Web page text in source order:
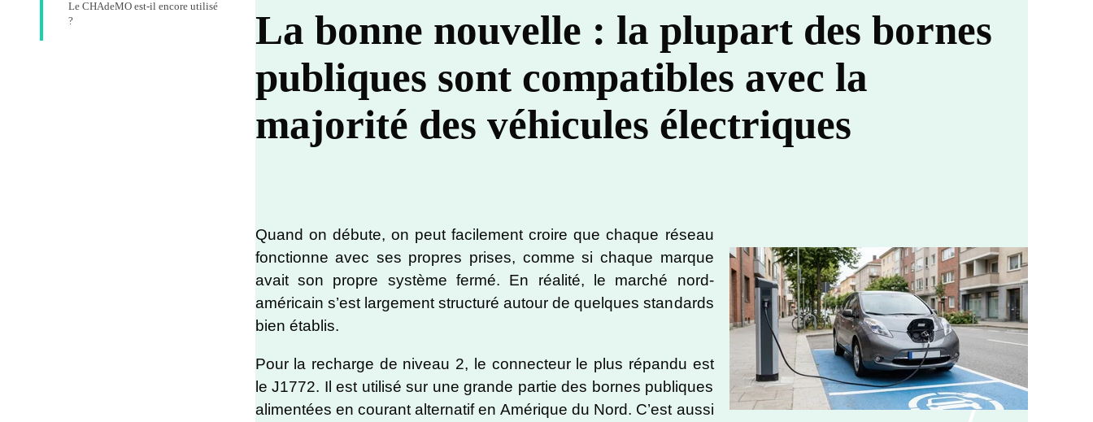
Le CHAdeMO est-il encore utilisé
?
La bonne nouvelle : la plupart des bornes
publiques sont compatibles avec la
majorité des véhicules électriques
Quand on débute, on peut facilement croire que chaque réseau
fonctionne avec ses propres prises, comme si chaque marque
avait son propre système fermé. En réalité, le marché nord-
américain s’est largement structuré autour de quelques standards
bien établis.
Pour la recharge de niveau 2, le connecteur le plus répandu est
le J1772. Il est utilisé sur une grande partie des bornes publiques
alimentées en courant alternatif en Amérique du Nord. C’est aussi